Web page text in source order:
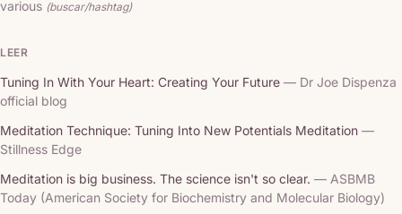
various (buscar/hashtag)
LEER
Tuning In With Your Heart: Creating Your Future — Dr Joe Dispenza
official blog
Meditation Technique: Tuning Into New Potentials Meditation —
Stillness Edge
Meditation is big business. The science isn't so clear. — ASBMB
Today (American Society for Biochemistry and Molecular Biology)